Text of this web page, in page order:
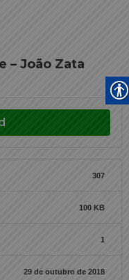
– João Zata
307
100 KB
1
29 de outubro de 2018